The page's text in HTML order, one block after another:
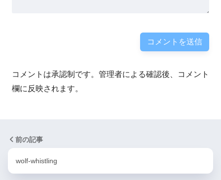
コメントは承認制です。管理者による確認後、コメント
欄に反映されます。
前の記事
wolf-whistling